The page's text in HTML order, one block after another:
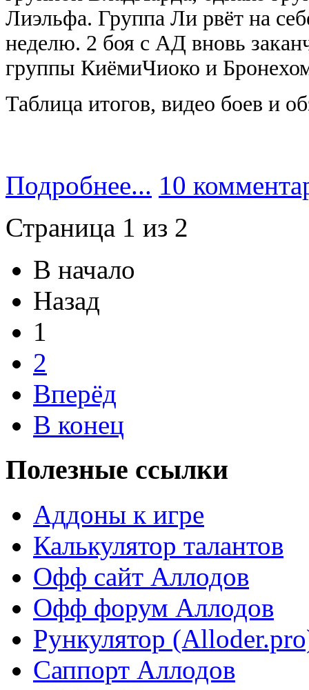
Лиэльфа. Группа Ли рвёт на
неделю. 2 боя с АД вновь
группы КиёмиЧиоко и
Таблица итогов, видео боев и
Подробнее... 10
Страница 1 из 2
В начало
Назад
1
2
Вперёд
В конец
Полезные ссылки
Аддоны к игре
Калькулятор талантов
Офф сайт Аллодов
Офф форум Аллодов
Рункулятор
Саппорт Аллодов